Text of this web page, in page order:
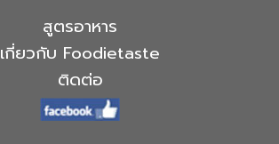
สูตรอาหาร
เกี่ยวกับ Foodietaste
ติดต่อ